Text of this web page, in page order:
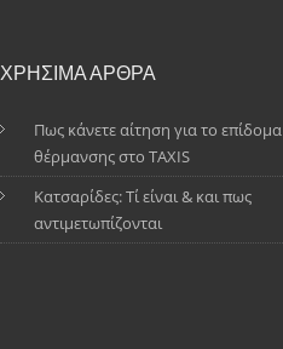
ΧΡΗΣΙΜΑ ΑΡΘΡΑ
Πως κάνετε αίτηση για το επίδομα
θέρμανσης στο TAXIS
Κατσαρίδες: Τί είναι & και πως
αντιμετωπίζονται